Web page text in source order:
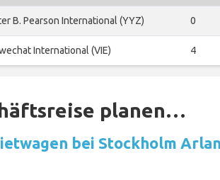
B. Pearson International (YYZ) 0
International (VIE) 4
planen…
bei Stockholm